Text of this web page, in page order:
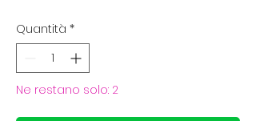
Quantità *
Ne restano solo: 2